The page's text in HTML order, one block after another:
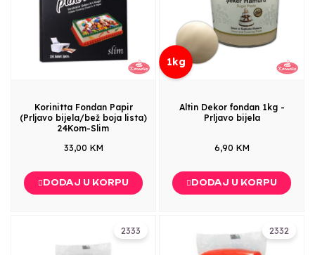
Korinitta Fondan Papir
(Prljavo bijela/bež boja lista)
24Kom-Slim
33,00 KM
DODAJ U KORPU
1kg
Altin Dekor fondan 1kg -
Prljavo bijela
6,90 KM
DODAJ U KORPU
2333 2332